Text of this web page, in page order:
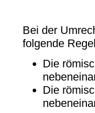
Bei der
folgende
Die
Die